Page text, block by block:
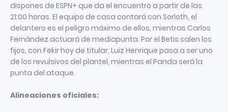
dispones de ESPN+ que da el encuentro a partir de las
21:00 horas. El equipo de casa contará con Sorloth, el
delantero es el peligro máximo de ellos, mientras Carlos
Fernández actuará de mediapunta. Por el Betis salen los
fijos, con Fekir hoy de titular, Luiz Henrique pasa a ser uno
de los revulsivos del plantel, mientras el Panda será la
punta del ataque.
Alineaciones oficiales: